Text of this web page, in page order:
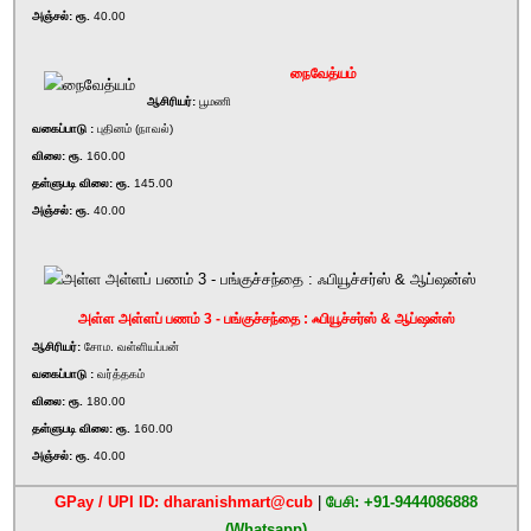
அஞ்சல்: ரூ. 40.00
நைவேத்யம்
ஆசிரியர்: பூமணி
வகைப்பாடு : புதினம் (நாவல்)
விலை: ரூ. 160.00
தள்ளுபடி விலை: ரூ. 145.00
அஞ்சல்: ரூ. 40.00
அள்ள அள்ளப் பணம் 3 - பங்குச்சந்தை : ஃபியூச்சர்ஸ் & ஆப்ஷன்ஸ்
ஆசிரியர்: சோம. வள்ளியப்பன்
வகைப்பாடு : வர்த்தகம்
விலை: ரூ. 180.00
தள்ளுபடி விலை: ரூ. 160.00
அஞ்சல்: ரூ. 40.00
GPay / UPI ID: dharanishmart@cub
பேசி: +91-9444086888